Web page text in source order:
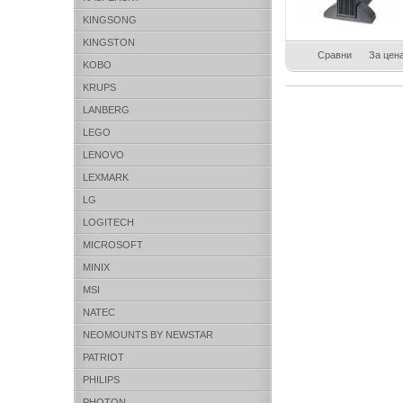
KINGSONG
KINGSTON
KOBO
KRUPS
LANBERG
LEGO
LENOVO
LEXMARK
LG
LOGITECH
MICROSOFT
MINIX
MSI
NATEC
NEOMOUNTS BY NEWSTAR
PATRIOT
PHILIPS
Сравни За